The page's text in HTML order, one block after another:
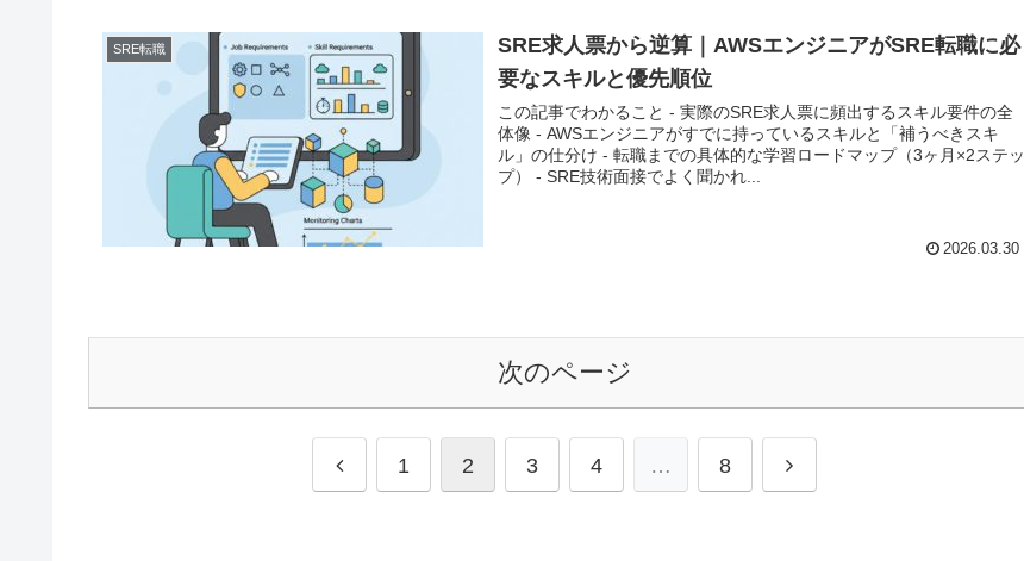
SRE転職
SRE求人票から逆算｜AWSエンジニアがSRE転職に必
要なスキルと優先順位
この記事でわかること - 実際のSRE求人票に頻出するスキル要件の全
体像 - AWSエンジニアがすでに持っているスキルと「補うべきスキ
ル」の仕分け - 転職までの具体的な学習ロードマップ（3ヶ月×2ステッ
プ） - SRE技術面接でよく聞かれ...
2026.03.30
次のページ
前 1 2 3 4 … 8 次